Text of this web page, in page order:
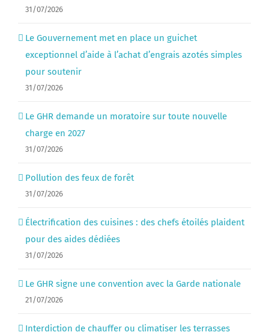
31/07/2026
Le Gouvernement met en place un guichet
exceptionnel d’aide à l’achat d’engrais azotés simples
pour soutenir
31/07/2026
Le GHR demande un moratoire sur toute nouvelle
charge en 2027
31/07/2026
Pollution des feux de forêt
31/07/2026
Électrification des cuisines : des chefs étoilés plaident
pour des aides dédiées
31/07/2026
Le GHR signe une convention avec la Garde nationale
21/07/2026
Interdiction de chauffer ou climatiser les terrasses